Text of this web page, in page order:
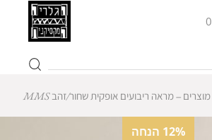
0
מוצרים ‒מראה ריבועים אופקית שחור/זהב MMS
12% הנחה